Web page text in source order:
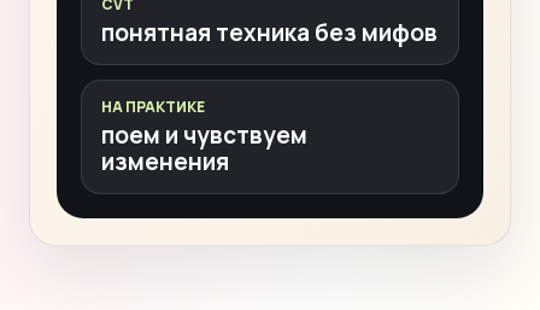
понятная техника без мифов
НА ПРАКТИКЕ
поем и чувствуем
изменения